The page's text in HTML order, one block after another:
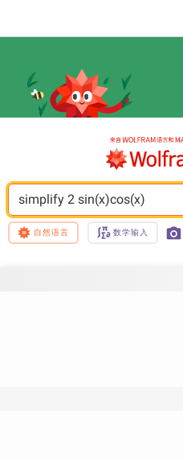
simplify 2 sin(x)cos(x)
自然语言 数学输入